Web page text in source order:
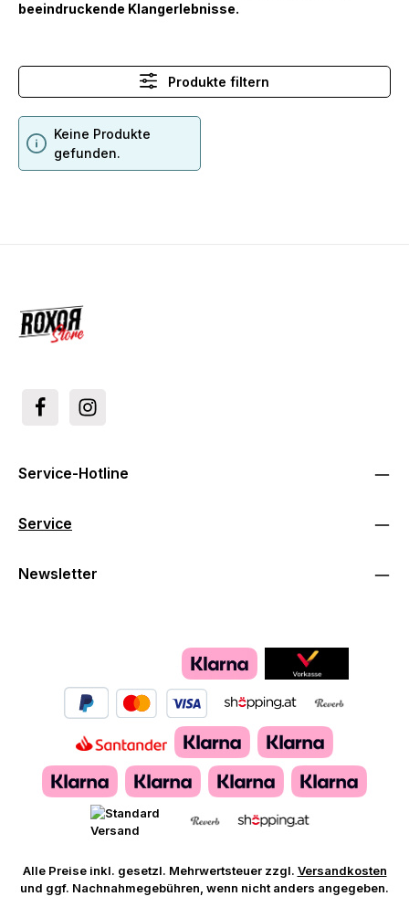
beeindruckende Klangerlebnisse.
Produkte filtern
Keine Produkte
gefunden.
Service-Hotline
Service
Newsletter
Alle Preise inkl. gesetzl. Mehrwertsteuer zzgl. Versandkosten
und ggf. Nachnahmegebühren, wenn nicht anders angegeben.